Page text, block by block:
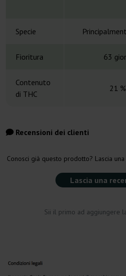
Specie
Fioritura 63
Contenuto
di THC
21 %
Recensioni dei clienti
Conosci già questo prodotto? Lascia
Lascia una
Sii il primo ad aggiungere